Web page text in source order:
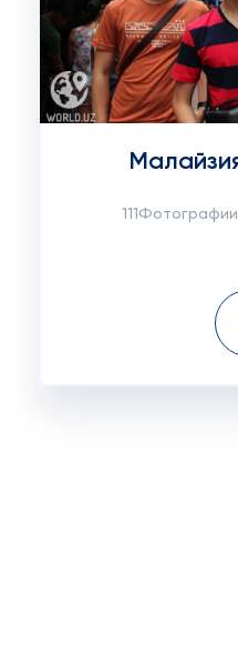
111Фотографии